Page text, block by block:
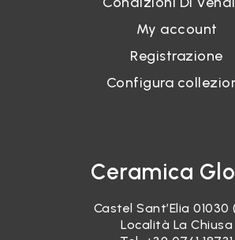
My account
Registrazione
Configura
Ceramica
Castel Sant’Elia 01030
Località La Chiusa